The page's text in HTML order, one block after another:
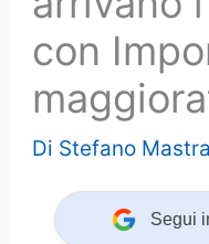
con
Di Stefano
Segui